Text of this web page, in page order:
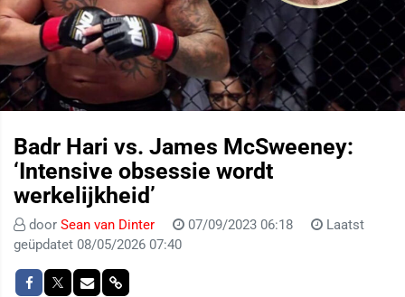
Badr Hari vs. James McSweeney:
‘Intensive obsessie wordt
werkelijkheid’
door Sean van Dinter 07/09/2023 06:18
Laatst
geüpdatet 08/05/2026 07:40